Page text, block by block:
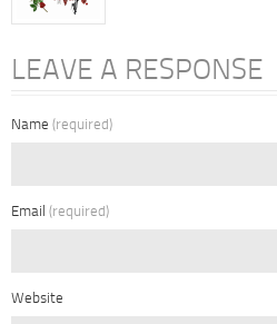
LEAVE A RESPONSE
Name (required)
Email (required)
Website